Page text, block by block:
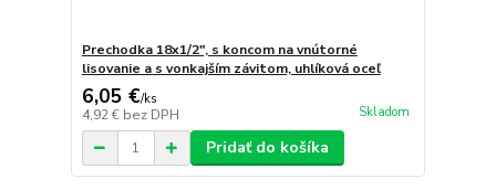
Prechodka 18x1/2", s koncom na vnútorné
lisovanie a s vonkajším závitom, uhlíková oceľ
6,05 €/ks
4,92 € bez DPH Skladom
Pridať do košíka